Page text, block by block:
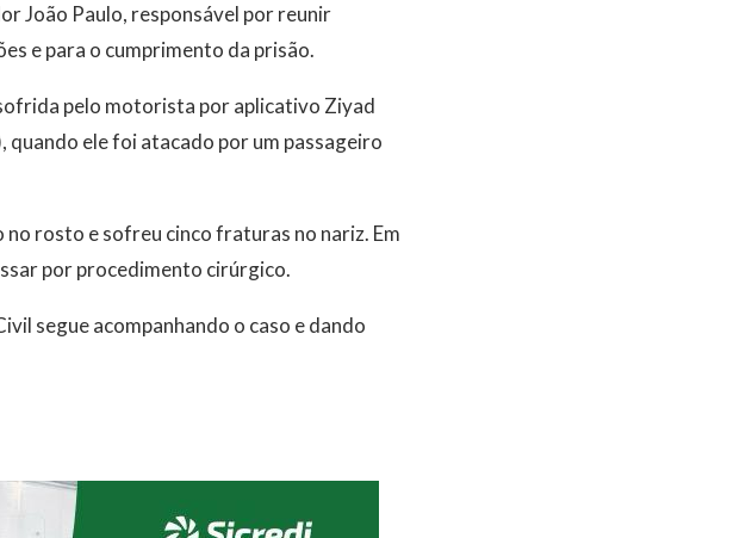
João Paulo, responsável por reunir
e para o cumprimento da prisão.
pelo motorista por aplicativo Ziyad
ele foi atacado por um passageiro
rosto e sofreu cinco fraturas no nariz. Em
por procedimento cirúrgico.
segue acompanhando o caso e dando